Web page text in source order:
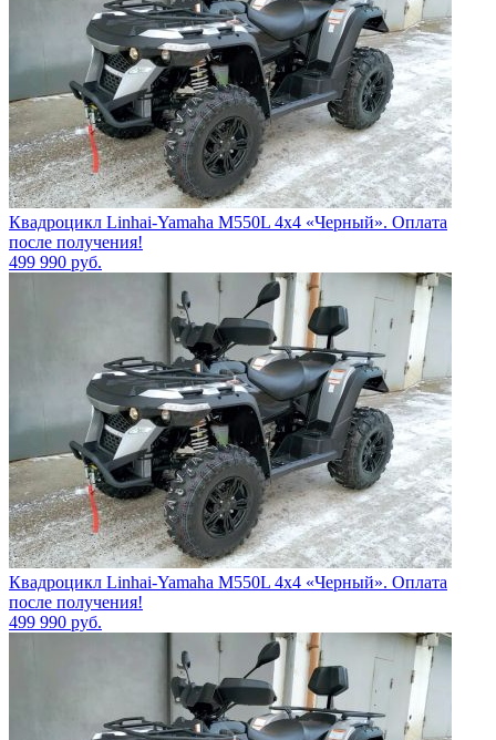
Квадроцикл Linhai-Yamaha M550L 4x4 «Черный». Оплата
после получения!
499 990 руб.
Квадроцикл Linhai-Yamaha M550L 4x4 «Черный». Оплата
после получения!
499 990 руб.